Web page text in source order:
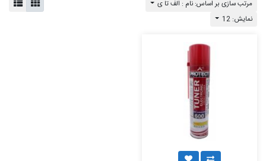
مرتب سازی بر اساس: نام : الف تا ی
نمایش: 12